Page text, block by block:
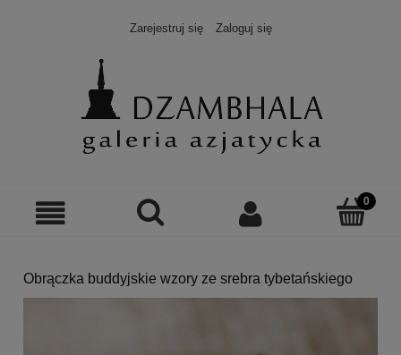
Zarejestruj się Zaloguj się
Obrączka buddyjskie wzory ze srebra tybetańskiego